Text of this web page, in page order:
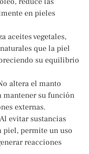
en pieles
aceites vegetales,
que la piel
su equilibrio
altera el manto
mantener su función
externas.
Al evitar sustancias
piel, permite un uso
reacciones